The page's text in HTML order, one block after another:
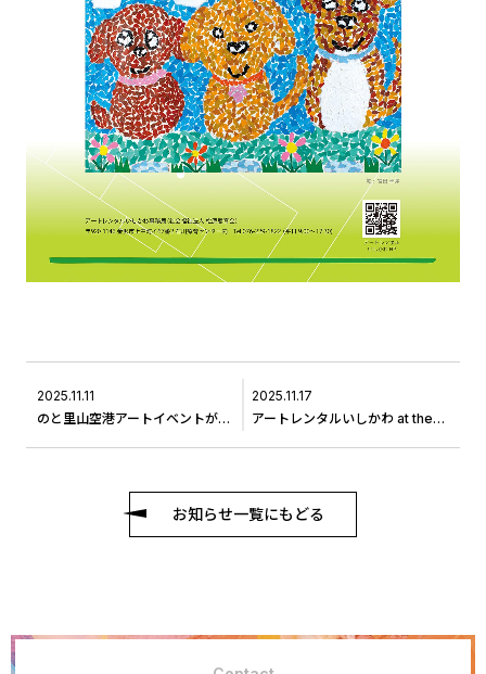
2025.11.11
のと里山空港アートイベントが始まりました
2025.11.17
アートレンタルいしかわ at the Construction
お知らせ一覧にもどる